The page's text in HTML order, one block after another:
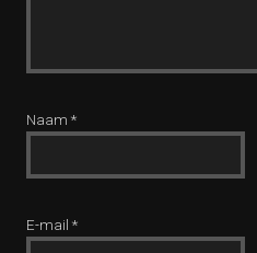
Naam *
E-mail *